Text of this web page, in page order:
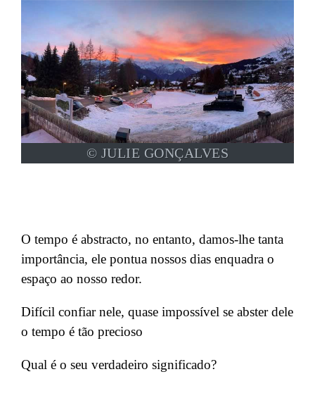
© JULIE GONÇALVES
O tempo é abstracto, no entanto, damos-lhe tanta
importância, ele pontua nossos dias enquadra o
espaço ao nosso redor.
Difícil confiar nele, quase impossível se abster dele
o tempo é tão precioso
Qual é o seu verdadeiro significado?